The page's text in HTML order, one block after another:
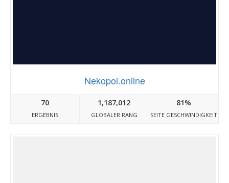
Nekopoi.online
70
ERGEBNIS
1,187,012
GLOBALER RANG
81%
SEITE GESCHWINDIGKEIT